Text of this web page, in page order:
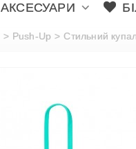
АКСЕСУАРИ
> Push-Up > Стильний